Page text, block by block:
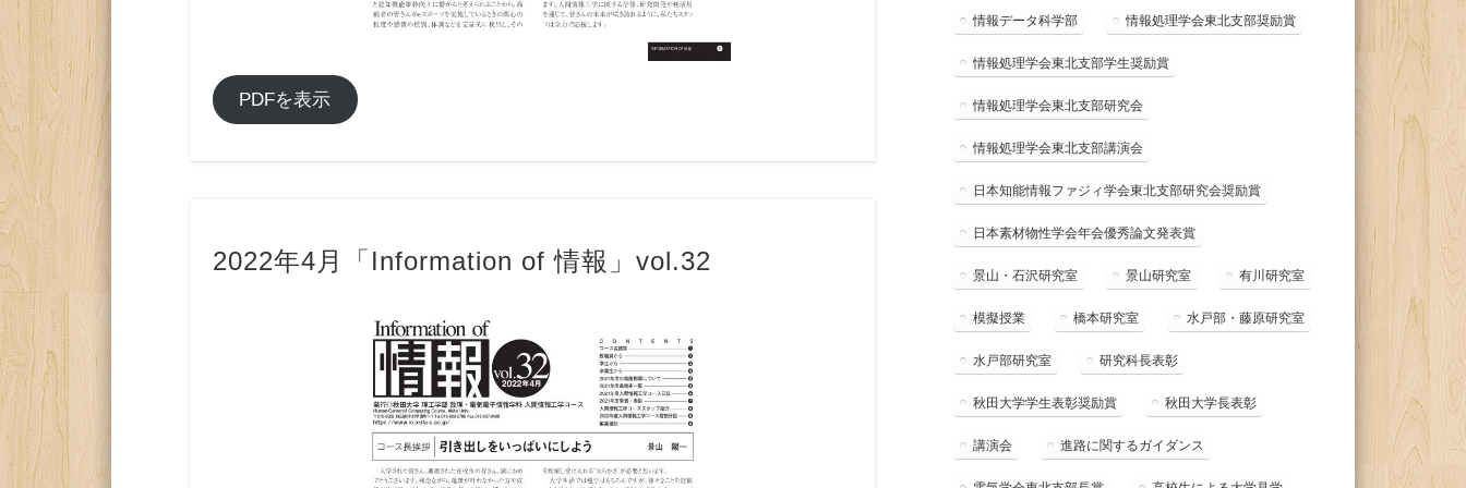
PDFを表示
2022年4月「Information of 情報」vol.32
情報データ科学部 情報処理学会東北支部奨励賞
情報処理学会東北支部学生奨励賞
情報処理学会東北支部研究会
情報処理学会東北支部講演会
日本知能情報ファジィ学会東北支部研究会奨励賞
日本素材物性学会年会優秀論文発表賞
景山・石沢研究室 景山研究室 有川研究室
模擬授業 橋本研究室 水戸部・藤原研究室
水戸部研究室 研究科長表彰
秋田大学学生表彰奨励賞 秋田大学長表彰
講演会 進路に関するガイダンス